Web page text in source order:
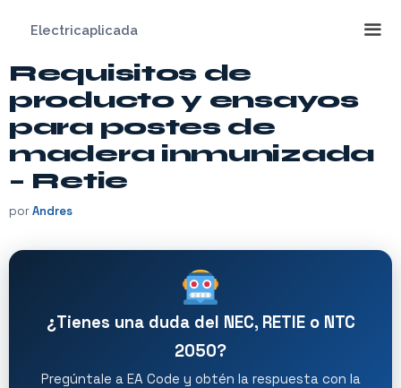
contenido
Electricaplicada
Requisitos de
producto y ensayos
para postes de
madera inmunizada
– Retie
porAndres
¿Tienes una duda del NEC, RETIE o NTC
2050?
Pregúntale a EA Code y obtén la respuesta con la